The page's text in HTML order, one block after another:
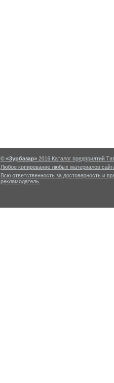
© «Зурбазар» 2016 Каталог предприятий
Любое копирование любых материалов
Всю ответственность за достоверность и
рекламодатель.